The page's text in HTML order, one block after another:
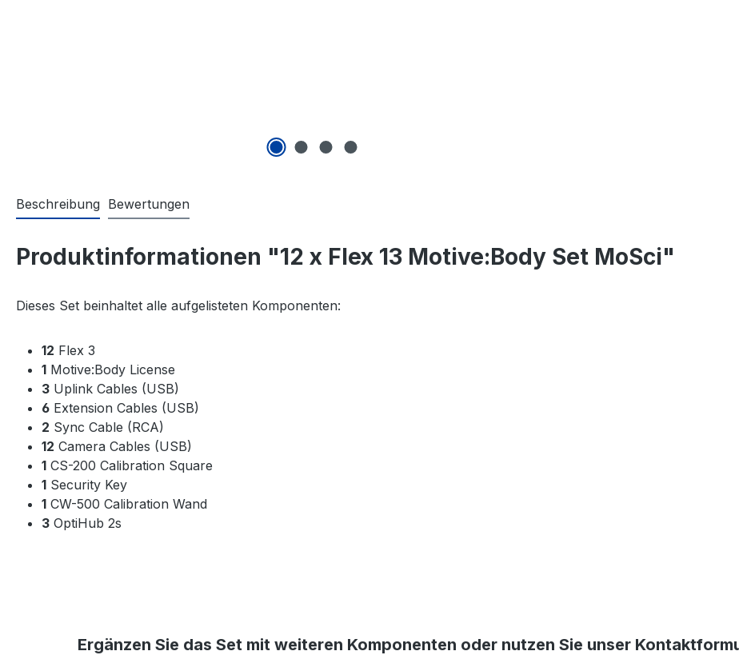
Beschreibung Bewertungen
Produktinformationen "12 x Flex 13 Motive:Body Set MoSci"
Dieses Set beinhaltet alle aufgelisteten Komponenten:
12 Flex 3
1 Motive:Body License
3 Uplink Cables (USB)
6 Extension Cables (USB)
2 Sync Cable (RCA)
12 Camera Cables (USB)
1 CS-200 Calibration Square
1 Security Key
1 CW-500 Calibration Wand
3 OptiHub 2s
Ergänzen Sie das Set mit weiteren Komponenten oder nutzen Sie unser